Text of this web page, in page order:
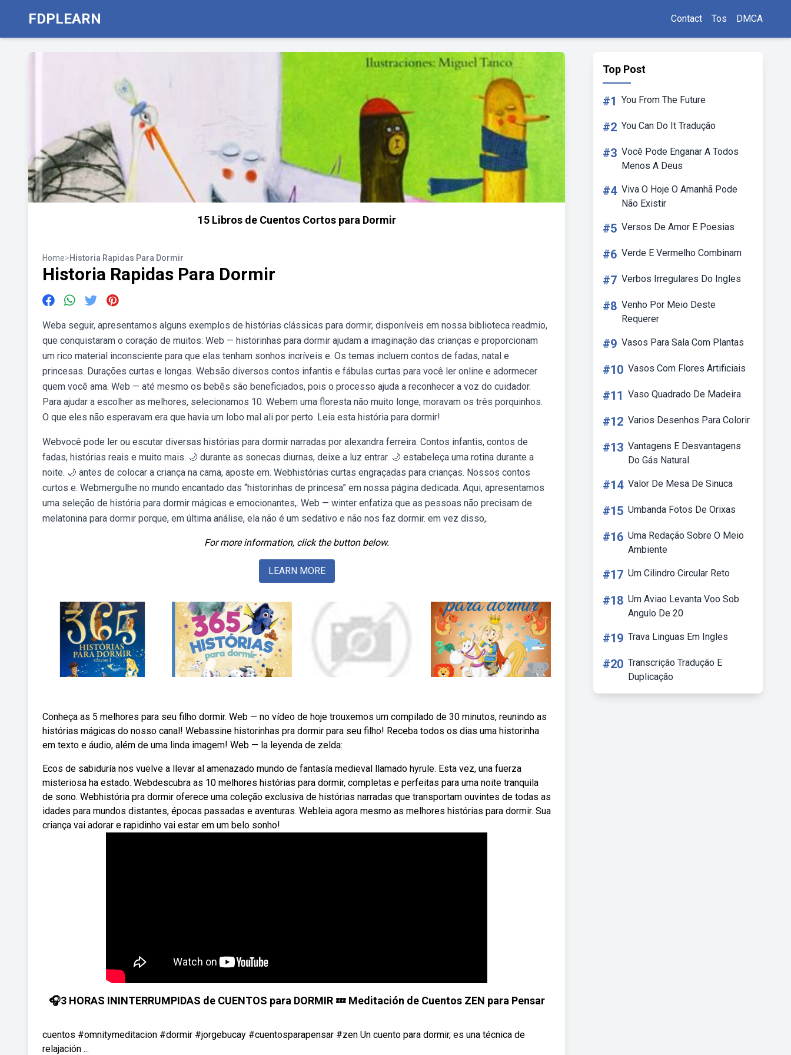
FDPLEARN Contact Tos DMCA
15 Libros de Cuentos Cortos para Dormir
Home>Historia Rapidas Para Dormir
Historia Rapidas Para Dormir
Weba seguir, apresentamos alguns exemplos de histórias clássicas para dormir, disponíveis em nossa biblioteca readmio,
que conquistaram o coração de muitos: Web — historinhas para dormir ajudam a imaginação das crianças e proporcionam
um rico material inconsciente para que elas tenham sonhos incríveis e. Os temas incluem contos de fadas, natal e
princesas. Durações curtas e longas. Websão diversos contos infantis e fábulas curtas para você ler online e adormecer
quem você ama. Web — até mesmo os bebês são beneficiados, pois o processo ajuda a reconhecer a voz do cuidador.
Para ajudar a escolher as melhores, selecionamos 10. Webem uma floresta não muito longe, moravam os três porquinhos.
O que eles não esperavam era que havia um lobo mal ali por perto. Leia esta história para dormir!
Webvocê pode ler ou escutar diversas histórias para dormir narradas por alexandra ferreira. Contos infantis, contos de
fadas, histórias reais e muito mais. 🌙 durante as sonecas diurnas, deixe a luz entrar. 🌙 estabeleça uma rotina durante a
noite. 🌙 antes de colocar a criança na cama, aposte em. Webhistórias curtas engraçadas para crianças. Nossos contos
curtos e. Webmergulhe no mundo encantado das “historinhas de princesa” em nossa página dedicada. Aqui, apresentamos
uma seleção de história para dormir mágicas e emocionantes,. Web — winter enfatiza que as pessoas não precisam de
melatonina para dormir porque, em última análise, ela não é um sedativo e não nos faz dormir. em vez disso,.
For more information, click the button below.
LEARN MORE
Conheça as 5 melhores para seu filho dormir. Web — no vídeo de hoje trouxemos um compilado de 30 minutos, reunindo as
histórias mágicas do nosso canal! Webassine historinhas pra dormir para seu filho! Receba todos os dias uma historinha
em texto e áudio, além de uma linda imagem! Web — la leyenda de zelda:
Ecos de sabiduría nos vuelve a llevar al amenazado mundo de fantasía medieval llamado hyrule. Esta vez, una fuerza
misteriosa ha estado. Webdescubra as 10 melhores histórias para dormir, completas e perfeitas para uma noite tranquila
de sono. Webhistória pra dormir oferece uma coleção exclusiva de histórias narradas que transportam ouvintes de todas as
idades para mundos distantes, épocas passadas e aventuras. Webleia agora mesmo as melhores histórias para dormir. Sua
criança vai adorar e rapidinho vai estar em um belo sonho!
🎧3 HORAS ININTERRUMPIDAS de CUENTOS para DORMIR 💤 Meditación de Cuentos ZEN para Pensar
cuentos #omnitymeditacion #dormir #jorgebucay #cuentosparapensar #zen Un cuento para dormir, es una técnica de
relajación ...
Top Post
#1 You From The Future
#2 You Can Do It Tradução
#3 Você Pode Enganar A Todos
Menos A Deus
#4 Viva O Hoje O Amanhã Pode
Não Existir
#5 Versos De Amor E Poesias
#6 Verde E Vermelho Combinam
#7 Verbos Irregulares Do Ingles
#8 Venho Por Meio Deste
Requerer
#9 Vasos Para Sala Com Plantas
#10 Vasos Com Flores Artificiais
#11 Vaso Quadrado De Madeira
#12 Varios Desenhos Para Colorir
#13 Vantagens E Desvantagens
Do Gás Natural
#14 Valor De Mesa De Sinuca
#15 Umbanda Fotos De Orixas
#16 Uma Redação Sobre O Meio
Ambiente
#17 Um Cilindro Circular Reto
#18 Um Aviao Levanta Voo Sob
Angulo De 20
#19 Trava Linguas Em Ingles
#20 Transcrição Tradução E
Duplicação